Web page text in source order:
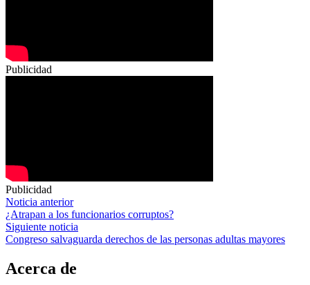
Publicidad
Publicidad
Navegación
de
entradas
Noticia anterior
¿Atrapan a los funcionarios corruptos?
Siguiente noticia
Congreso salvaguarda derechos de las personas adultas mayores
Acerca de